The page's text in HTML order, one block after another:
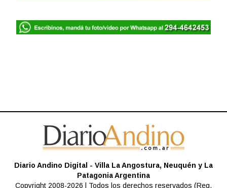
Diario Andino Digital - Villa La Angostura, Neuquén y La
Patagonia Argentina
Copyright 2008-2026 | Todos los derechos reservados (Reg.